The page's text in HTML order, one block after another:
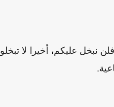
نبخل عليكم، أخيرا لا تبخلوا